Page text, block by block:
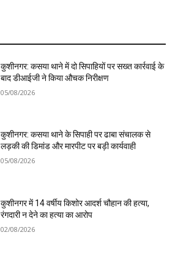
कुशीनगर: कसया थाने में दो सिपाहियों पर सख्त कार्रवाई के
बाद डीआईजी ने किया औचक निरीक्षण
05/08/2026
कुशीनगर: कसया थाने के सिपाही पर ढाबा संचालक से
लड़की की डिमांड और मारपीट पर बड़ी कार्यवाही
05/08/2026
कुशीनगर में 14 वर्षीय किशोर आदर्श चौहान की हत्या,
रंगदारी न देने का हत्या का आरोप
02/08/2026